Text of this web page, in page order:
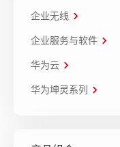
企业无线
企业服务与软件
华为云
华为坤灵系列